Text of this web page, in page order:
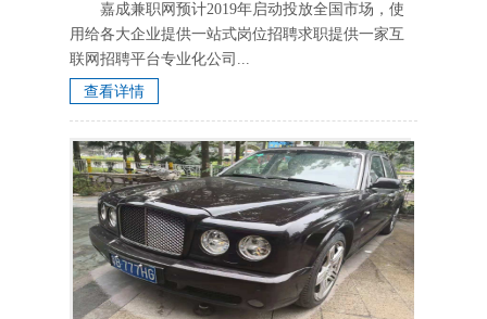
嘉成兼职网预计2019年启动投放全国市场，使
用给各大企业提供一站式岗位招聘求职提供一家互
联网招聘平台专业化公司...
查看详情